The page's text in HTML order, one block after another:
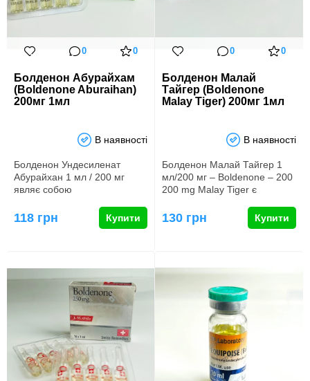
0 0
Болденон Абурайхам
(Boldenone Aburaihan)
200мг 1мл
В наявності
Болденон Ундесиленат
Абурайхан 1 мл / 200 мг
являє собою
анаболічний засіб, що
спри…
118 грн Купити
0 0
Болденон Малай
Тайгер (Boldenone
Malay Tiger) 200мг 1мл
В наявності
Болденон Малай Тайгер 1
мл/200 мг – Boldenone – 200
200 mg Malay Tiger є
який…
130 грн Купити